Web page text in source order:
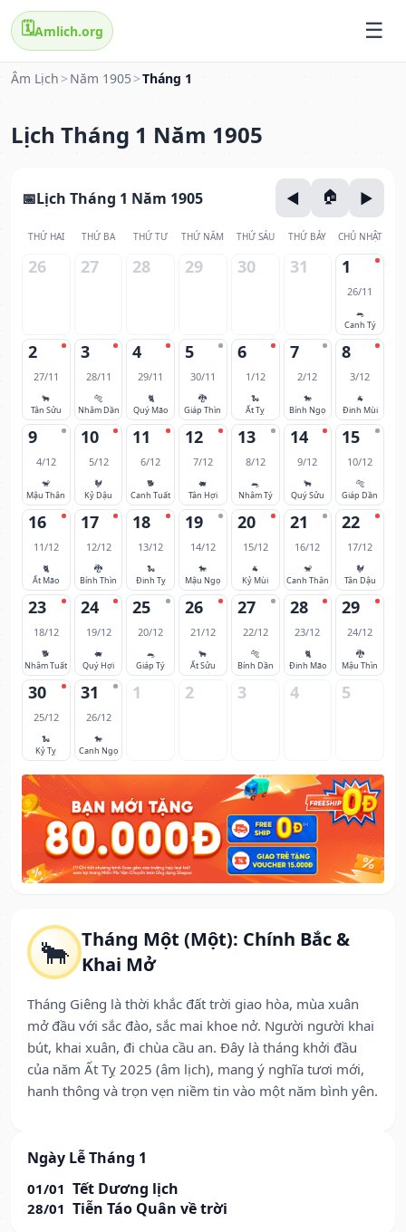
🗓️Amlich.org
Âm Lịch > Năm 1905 >Tháng 1
Lịch Tháng 1 Năm 1905
🐂 Tháng Một (Một): Chính Bắc &
Khai Mở
Tháng Giêng là thời khắc đất trời giao hòa, mùa xuân
mở đầu với sắc đào, sắc mai khoe nở. Người người khai
bút, khai xuân, đi chùa cầu an. Đây là tháng khởi đầu
của năm Ất Tỵ 2025 (âm lịch), mang ý nghĩa tươi mới,
hanh thông và trọn vẹn niềm tin vào một năm bình yên.
Ngày Lễ Tháng 1
01/01 Tết Dương lịch
28/01 Tiễn Táo Quân về trời
Lịch Tháng 1 Năm 1905
THỨ HAI THỨ BA THỨ TƯ THỨ NĂM THỨ SÁU THỨ BẢY CHỦ NHẬT
26 27 28 29 30 31 1
26/11
🐀
Canh Tý
2
27/11
🐂
Tân Sửu
3
28/11
🐅
Nhâm Dần
4
29/11
🐈
Quý Mão
5
30/11
🐉
Giáp Thìn
6
1/12
🐍
Ất Tỵ
7
2/12
🐎
Bính Ngọ
8
3/12
🐐
Đinh Mùi
9
4/12
🐒
Mậu Thân
10
5/12
🐓
Kỷ Dậu
11
6/12
🐕
Canh Tuất
12
7/12
🐖
Tân Hợi
13
8/12
🐀
Nhâm Tý
14
9/12
🐂
Quý Sửu
15
10/12
🐅
Giáp Dần
16
11/12
🐈
Ất Mão
17
12/12
🐉
Bính Thìn
18
13/12
🐍
Đinh Tỵ
19
14/12
🐎
Mậu Ngọ
20
15/12
🐐
Kỷ Mùi
21
16/12
🐒
Canh Thân
22
17/12
🐓
Tân Dậu
23
18/12
🐕
Nhâm Tuất
24
19/12
🐖
Quý Hợi
25
20/12
🐀
Giáp Tý
26
21/12
🐂
Ất Sửu
27
22/12
🐅
Bính Dần
28
23/12
🐈
Đinh Mão
29
24/12
🐉
Mậu Thìn
30
25/12
🐍
Kỷ Tỵ
31
26/12
🐎
Canh Ngọ
1 2 3 4 5